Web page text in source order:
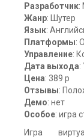
Разработчик:
Жанр: Шутер
Язык:
Платформы:
Управление:
Дата выхода:
Цена: 389 р
Отзывы:
Демо: нет
Особое: игра
Игра